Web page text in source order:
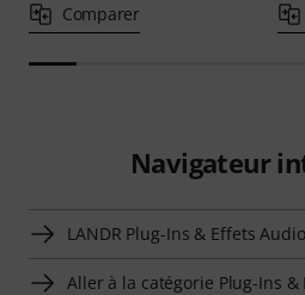
Comparer
Navigateur
LANDR Plug-Ins & Effets
Aller à la catégorie Plug-Ins &